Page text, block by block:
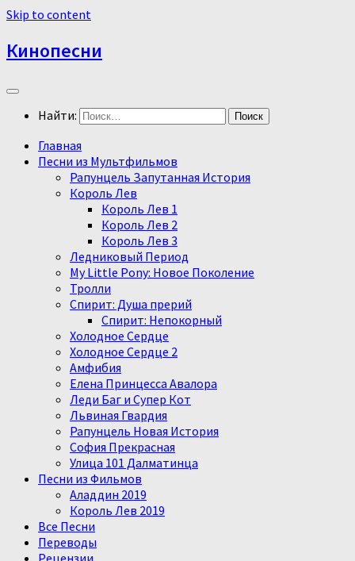
Skip to content
Кинопесни
Найти:
Главная
Песни из Мультфильмов
Рапунцель Запутанная История
Король Лев
Король Лев 1
Король Лев 2
Король Лев 3
Ледниковый Период
My Little Pony: Новое Поколение
Тролли
Спирит: Душа прерий
Спирит: Непокорный
Холодное Сердце
Холодное Сердце 2
Амфибия
Елена Принцесса Авалора
Леди Баг и Супер Кот
Львиная Гвардия
Рапунцель Новая История
София Прекрасная
Улица 101 Далматинца
Песни из Фильмов
Аладдин 2019
Король Лев 2019
Все Песни
Переводы
Рецензии